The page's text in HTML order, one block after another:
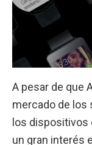
A pesar de que
mercado de los
los dispositivos
un gran interés